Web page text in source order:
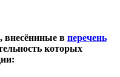
внесённные в перечень
которых